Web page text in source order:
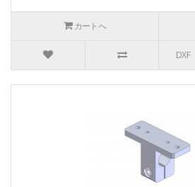
カートへ
DXF